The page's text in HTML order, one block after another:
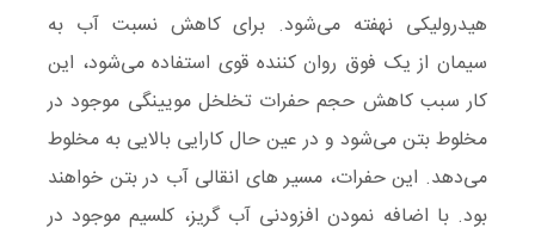
هیدرولیکی نهفته می‌شود. برای کاهش نسبت آب به
سیمان از یک فوق روان کننده قوی استفاده می‌شود، این
کار سبب کاهش حجم حفرات تخلخل مویینگی موجود در
مخلوط بتن می‌شود و در عین حال کارایی بالایی به مخلوط
می‌دهد. این حفرات، مسیر‌ های انقالی آب در بتن خواهند
بود. با اضافه نمودن افزودنی آب‌ گریز، کلسیم موجود در